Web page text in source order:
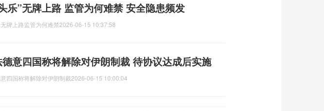
乐”无牌上路 监管为何难禁 安全隐患频发
牌上路监管为何难禁2026-06-15 10:37:58
意四国称将解除对伊朗制裁 待协议达成后实施
四国称将解除对伊朗制裁2026-06-15 10:00:04